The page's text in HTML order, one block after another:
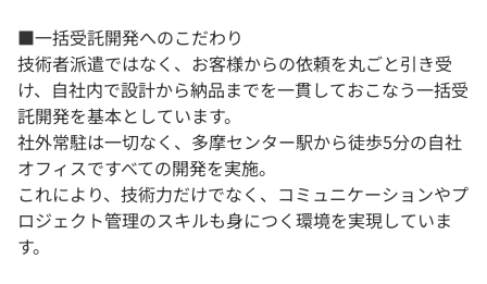
■一括受託開発へのこだわり
技術者派遣ではなく、お客様からの依頼を丸ごと引き受
け、自社内で設計から納品までを一貫しておこなう一括受
託開発を基本としています。
社外常駐は一切なく、多摩センター駅から徒歩5分の自社
オフィスですべての開発を実施。
これにより、技術力だけでなく、コミュニケーションやプ
ロジェクト管理のスキルも身につく環境を実現していま
す。